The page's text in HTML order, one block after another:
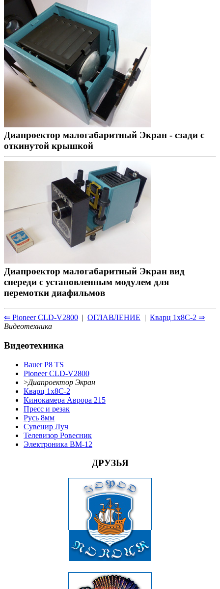
Диапроектор малогабаритный Экран - сзади с
откинутой крышкой
Диапроектор малогабаритный Экран вид
спереди с установленным модулем для
перемотки диафильмов
⇐ Pioneer CLD-V2800 | ОГЛАВЛЕНИЕ | Кварц 1x8С-2 ⇒
Видеотехника
Видеотехника
Bauer P8 TS
Pioneer CLD-V2800
>Диапроектор Экран
Кварц 1x8С-2
Кинокамера Аврора 215
Пресс и резак
Русь 8мм
Сувенир Луч
Телевизор Ровесник
Электроника ВМ-12
ДРУЗЬЯ